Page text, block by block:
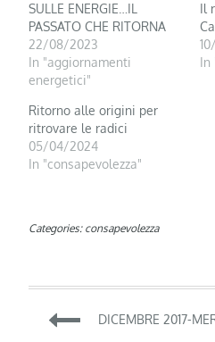
SULLE ENERGIE…IL
PASSATO CHE RITORNA
22/08/2023
In "aggiornamenti
energetici"
Il
In
Ritorno alle origini per
ritrovare le radici
05/04/2024
In "consapevolezza"
Categories: consapevolezza
DICEMBRE 2017-